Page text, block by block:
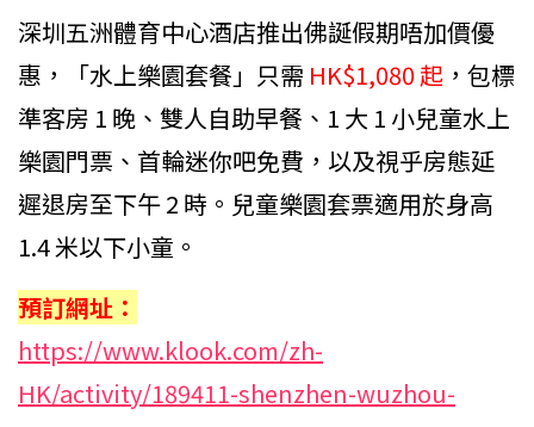
深圳五洲體育中心酒店推出佛誕假期唔加價優
惠，「水上樂園套餐」只需 HK$1,080 起 ，包標
準客房 1 晚、雙人自助早餐、1 大 1 小兒童水上
樂園門票、首輪迷你吧免費，以及視乎房態延
遲退房至下午 2 時。兒童樂園套票適用於身高
1.4 米以下小童。
預訂網址：
https://www.klook.com/zh-
HK/activity/189411-shenzhen-wuzhou-